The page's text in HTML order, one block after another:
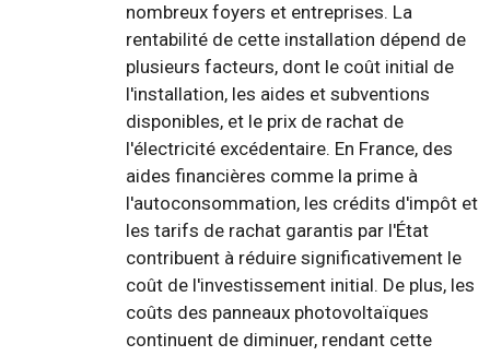
nombreux foyers et entreprises. La
rentabilité de cette installation dépend de
plusieurs facteurs, dont le coût initial de
l'installation, les aides et subventions
disponibles, et le prix de rachat de
l'électricité excédentaire. En France, des
aides financières comme la prime à
l'autoconsommation, les crédits d'impôt et
les tarifs de rachat garantis par l'État
contribuent à réduire significativement le
coût de l'investissement initial. De plus, les
coûts des panneaux photovoltaïques
continuent de diminuer, rendant cette